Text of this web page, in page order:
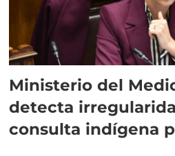
Ministerio del
detecta
consulta indígena